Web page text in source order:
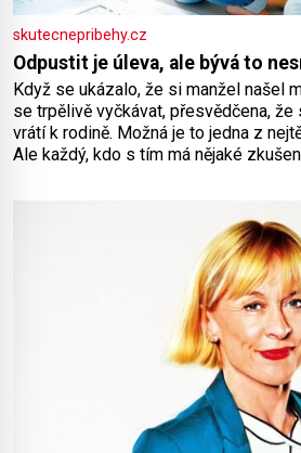
skutecnepribehy.cz
Odpustit je úleva, ale bývá to
Když se ukázalo, že si manžel našel
se trpělivě vyčkávat, přesvědčena,
vrátí k rodině. Možná je to jedna z
Ale každý, kdo s tím má nějaké